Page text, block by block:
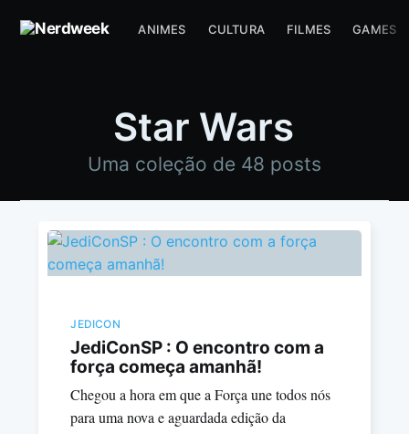
ANIMES CULTURA FILMES GAMES
Star Wars
Uma coleção de 48 posts
JEDICON
JediConSP : O encontro com a
força começa amanhã!
Chegou a hora em que a Força une todos nós
para uma nova e aguardada edição da